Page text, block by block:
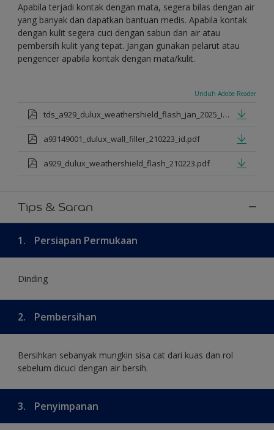
Apabila terjadi kontak dengan mata, segera bilas dengan air
yang banyak dan dapatkan bantuan medis. Apabila kontak
dengan kulit segera cuci dengan sabun dan air atau
pembersih kulit yang tepat. Jangan gunakan pelarut atau
pengencer apabila kontak dengan mata/kulit.
Unduh Adobe Reader
tds_a929_dulux_weathershield_flash_jan_2025_id.pdf
a93149001_dulux_wall_filler_210223_id.pdf
a929_dulux_weathershield_flash_210223.pdf
Tips & Saran
1. Persiapan Permukaan
Dinding
2. Pembersihan
Bersihkan sebanyak mungkin sisa cat dari kuas dan rol
sebelum dicuci dengan air bersih.
3. Penyimpanan